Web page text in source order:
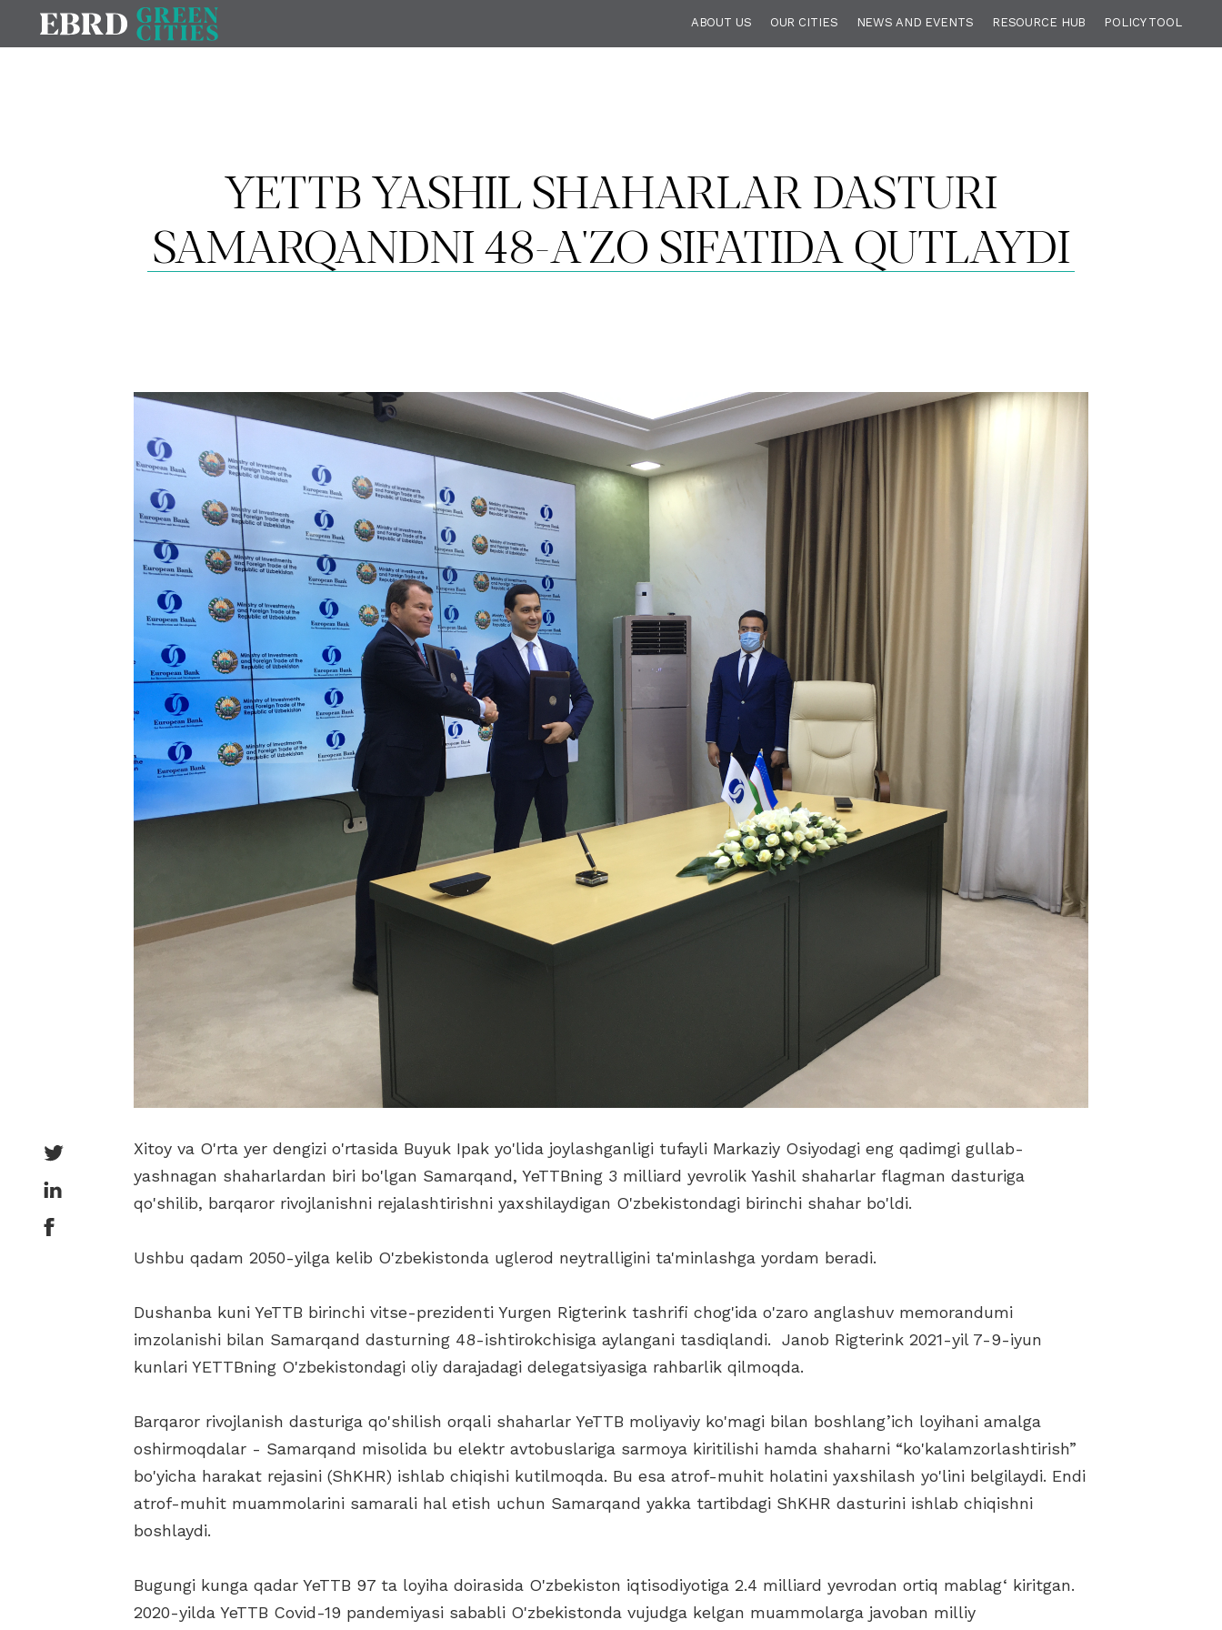
ABOUT US OUR CITIES NEWS AND EVENTS RESOURCE HUB POLICY TOOL
YETTB YASHIL SHAHARLAR DASTURI
SAMARQANDNI 48-A'ZO SIFATIDA QUTLAYDI
Xitoy va O'rta yer dengizi o'rtasida Buyuk Ipak yo'lida joylashganligi tufayli Markaziy Osiyodagi eng qadimgi gullab-
yashnagan shaharlardan biri bo'lgan Samarqand, YeTTBning 3 milliard yevrolik Yashil shaharlar flagman dasturiga
qo'shilib, barqaror rivojlanishni rejalashtirishni yaxshilaydigan O'zbekistondagi birinchi shahar bo'ldi.
Ushbu qadam 2050-yilga kelib O'zbekistonda uglerod neytralligini ta'minlashga yordam beradi.
Dushanba kuni YeTTB birinchi vitse-prezidenti Yurgen Rigterink tashrifi chog'ida o'zaro anglashuv memorandumi
imzolanishi bilan Samarqand dasturning 48-ishtirokchisiga aylangani tasdiqlandi. Janob Rigterink 2021-yil 7-9-iyun
kunlari YETTBning O'zbekistondagi oliy darajadagi delegatsiyasiga rahbarlik qilmoqda.
Barqaror rivojlanish dasturiga qo'shilish orqali shaharlar YeTTB moliyaviy ko'magi bilan boshlang’ich loyihani amalga
oshirmoqdalar - Samarqand misolida bu elektr avtobuslariga sarmoya kiritilishi hamda shaharni “ko'kalamzorlashtirish”
bo'yicha harakat rejasini (ShKHR) ishlab chiqishi kutilmoqda. Bu esa atrof-muhit holatini yaxshilash yo'lini belgilaydi. Endi
atrof-muhit muammolarini samarali hal etish uchun Samarqand yakka tartibdagi ShKHR dasturini ishlab chiqishni
boshlaydi.
Bugungi kunga qadar YeTTB 97 ta loyiha doirasida O'zbekiston iqtisodiyotiga 2.4 milliard yevrodan ortiq mablag‘ kiritgan.
2020-yilda YeTTB Covid-19 pandemiyasi sababli O'zbekistonda vujudga kelgan muammolarga javoban milliy